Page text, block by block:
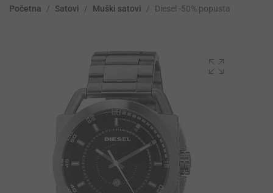
Početna / Satovi / Muški satovi / Diesel -50% popusta